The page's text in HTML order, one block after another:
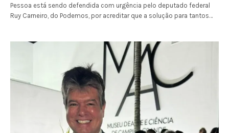
Pessoa está sendo defendida com urgência pelo deputado federal
Ruy Carneiro, do Podemos, por acreditar que a solução para tantos…